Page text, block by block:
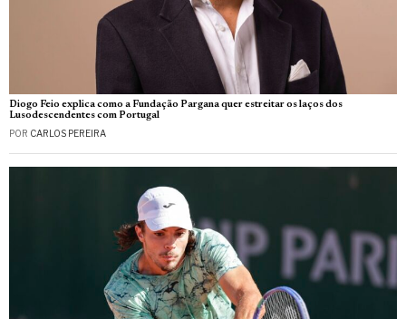
Diogo Feio explica como a Fundação Pargana quer estreitar os laços dos
Lusodescendentes com Portugal
POR CARLOS PEREIRA